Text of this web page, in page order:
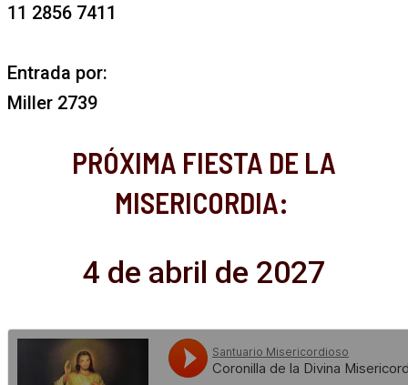
11 2856 7411
Entrada por:
Miller 2739
PRÓXIMA FIESTA DE LA
MISERICORDIA:
4 de abril de 2027